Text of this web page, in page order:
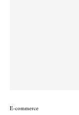
E-commerce